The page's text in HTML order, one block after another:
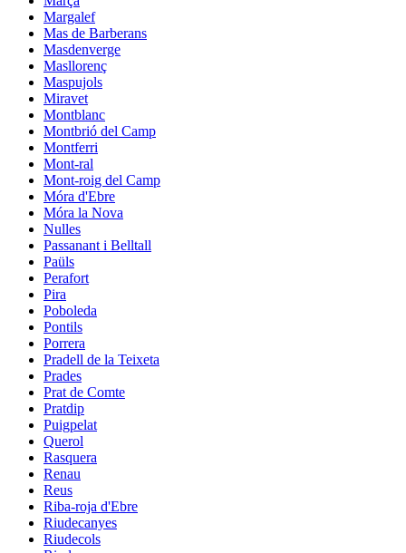
Margalef
Mas de Barberans
Masdenverge
Masllorenç
Maspujols
Miravet
Montblanc
Montbrió del Camp
Montferri
Mont-ral
Mont-roig del Camp
Móra d'Ebre
Móra la Nova
Nulles
Passanant i Belltall
Paüls
Perafort
Pira
Poboleda
Pontils
Porrera
Pradell de la Teixeta
Prades
Prat de Comte
Pratdip
Puigpelat
Querol
Rasquera
Renau
Reus
Riba-roja d'Ebre
Riudecanyes
Riudecols